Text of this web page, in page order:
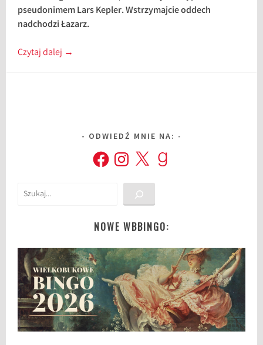
pseudonimem Lars Kepler. Wstrzymajcie oddech
nadchodzi Łazarz.
Czytaj dalej →
ODWIEDŹ MNIE NA:
FacebookInstagram
X Goodreads
Szukaj
NOWE WBBINGO: